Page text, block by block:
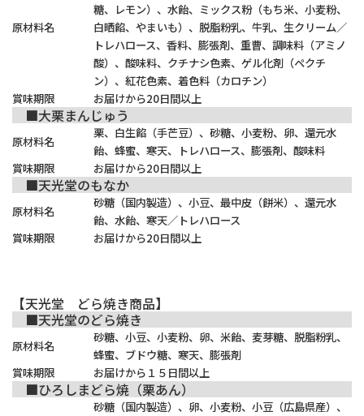
原材料名
糖、レモン）、水飴、ミックス粉（もち米、小麦粉、
白晒餡、やまいも）、脱脂粉乳、牛乳、生クリーム／
トレハロース、香料、膨張剤、重曹、調味料（アミノ
酸）、酸味料、クチナシ色素、ゲル化剤（ペクチ
ン）、紅花色素、着色料（カロチン）
賞味期限
お届けから20日間以上
■大栗まんじゅう
原材料名
栗、白生餡（手芒豆）、砂糖、小麦粉、卵、還元水
飴、蜂蜜、寒天、トレハロース、膨張剤、酸味料
賞味期限
お届けから20日間以上
■天光堂のもなか
原材料名
砂糖（国内製造）、小豆、最中皮（餅米）、還元水
飴、水飴、寒天／トレハロース
賞味期限
お届けから20日間以上
【天光堂 どら焼き商品】
■天光堂のどら焼き
原材料名
砂糖、小豆、小麦粉、卵、米飴、麦芽糖、脱脂粉乳、
蜂蜜、ブドウ糖、寒天、膨張剤
賞味期限
お届けから１５日間以上
■ひろしまどら焼（栗あん）
砂糖（国内製造）、卵、小麦粉、小豆（広島県産）、